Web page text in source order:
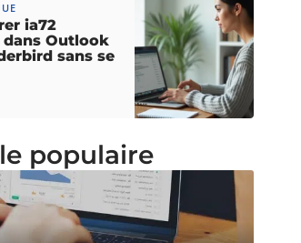
ia72
Outlook
sans se
populaire